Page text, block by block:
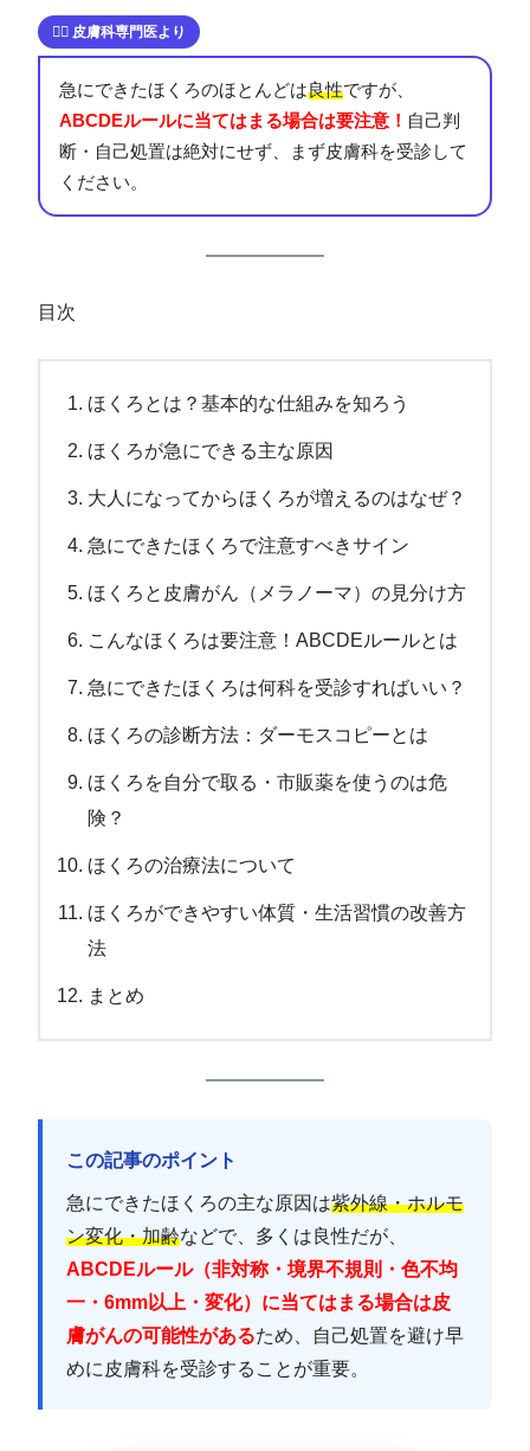
👩‍⚕️ 皮膚科専門医より
急にできたほくろのほとんどは良性ですが、
ABCDEルールに当てはまる場合は要注意！ 自己判
断・自己処置は絶対にせず、まず皮膚科を受診して
ください。
目次
ほくろとは？基本的な仕組みを知ろう
ほくろが急にできる主な原因
大人になってからほくろが増えるのはなぜ？
急にできたほくろで注意すべきサイン
ほくろと皮膚がん（メラノーマ）の見分け方
こんなほくろは要注意！ABCDEルールとは
急にできたほくろは何科を受診すればいい？
ほくろの診断方法：ダーモスコピーとは
ほくろを自分で取る・市販薬を使うのは危
険？
ほくろの治療法について
ほくろができやすい体質・生活習慣の改善方
法
まとめ
この記事のポイント
急にできたほくろの主な原因は紫外線・ホルモ
ン変化・加齢などで、多くは良性だが、
ABCDEルール（非対称・境界不規則・色不均
一・6mm以上・変化）に当てはまる場合は皮
膚がんの可能性があるため、自己処置を避け早
めに皮膚科を受診することが重要。